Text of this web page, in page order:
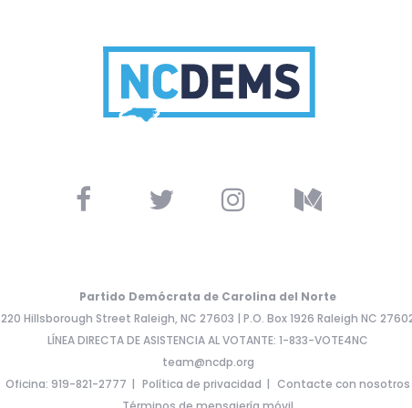
Partido Demócrata de Carolina del Norte
220 Hillsborough Street Raleigh, NC 27603 | P.O. Box 1926 Raleigh NC
LÍNEA DIRECTA DE ASISTENCIA AL VOTANTE: 1-833-VOTE4NC
team@ncdp.org
Oficina: 919-821-2777
Política de privacidad
Contacte con nosotros